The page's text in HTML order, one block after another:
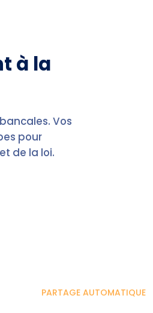
à la
Vos
pour
de la loi.
PARTAGE AUTOMATIQUE